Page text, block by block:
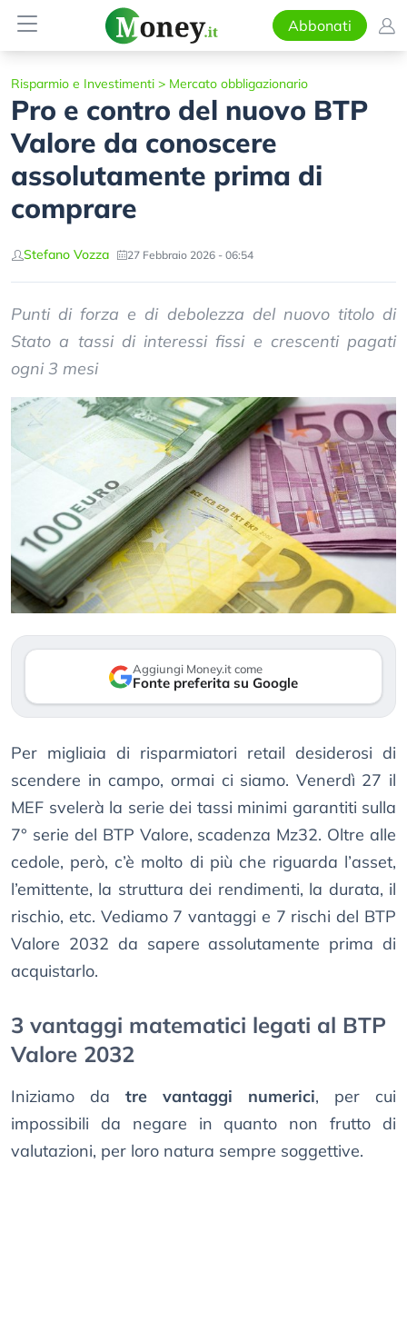
Abbonati
Risparmio e Investimenti > Mercato obbligazionario
Pro e contro del nuovo BTP
Valore da conoscere
assolutamente prima di
comprare
Stefano Vozza 27 Febbraio 2026 - 06:54
Punti di forza e di debolezza del nuovo titolo di
Stato a tassi di interessi fissi e crescenti pagati
ogni 3 mesi
Aggiungi Money.it come
Fonte preferita su Google
Per migliaia di risparmiatori retail desiderosi di
scendere in campo, ormai ci siamo. Venerdì 27 il
MEF svelerà la serie dei tassi minimi garantiti sulla
7° serie del BTP Valore, scadenza Mz32. Oltre alle
cedole, però, c’è molto di più che riguarda l’asset,
l’emittente, la struttura dei rendimenti, la durata, il
rischio, etc. Vediamo 7 vantaggi e 7 rischi del BTP
Valore 2032 da sapere assolutamente prima di
acquistarlo.
3 vantaggi matematici legati al BTP
Valore 2032
Iniziamo da tre vantaggi numerici, per cui
impossibili da negare in quanto non frutto di
valutazioni, per loro natura sempre soggettive.